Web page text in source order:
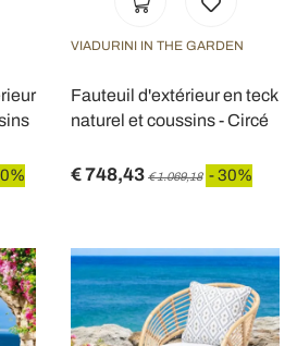
VIADURINI IN THE GARDEN
Fauteuil d'extérieur en teck
naturel et coussins - Circé
€ 748,43 € 1.069,18 - 30%